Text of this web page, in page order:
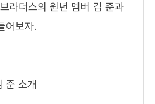
라더스의 원년 멤버 김 준과
어보자.
준 소개